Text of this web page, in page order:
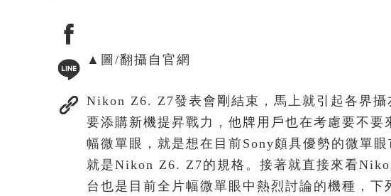
▲圖/翻攝自官網
Nikon Z6. Z7發表會剛結束，馬上就引起各界
要添購新機提昇戰力，他牌用戶也在考慮要不
幅微單眼，就是想在目前Sony頗具優勢的微單
就是Nikon Z6. Z7的規格。接著就直接來看
台也是目前全片幅微單眼中熱烈討論的機種，下